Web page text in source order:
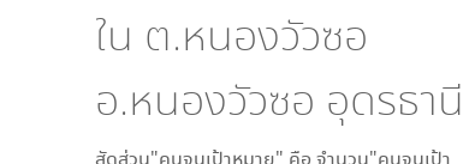
ใน ต.หนองวัวซอ
อ.หนองวัวซอ อุดรธานี
สัดส่วน"คนจนเป้าหมาย" คือ จำนวน"คนจนเป้า